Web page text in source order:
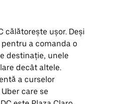
călătorește ușor. Deși
a comanda o
destinație, unele
decât altele.
a curselor
care se